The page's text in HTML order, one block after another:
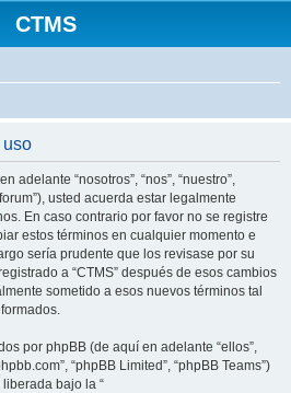
CTMS
uso
adelante “nosotros”, “nos”, “nuestro”,
usted acuerda estar legalmente
En caso contrario por favor no se registre
estos términos en cualquier momento e
sería prudente que los revisase por su
a “CTMS” después de esos cambios
sometido a esos nuevos términos tal
por phpBB (de aquí en adelante “ellos”,
“phpBB Limited”, “phpBB Teams”)
bajo la “